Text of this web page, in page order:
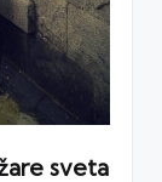
sveta